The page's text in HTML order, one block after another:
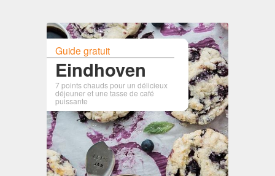
Guide gratuit
Eindhoven
7 points chauds pour un délicieux
déjeuner et une tasse de café
puissante